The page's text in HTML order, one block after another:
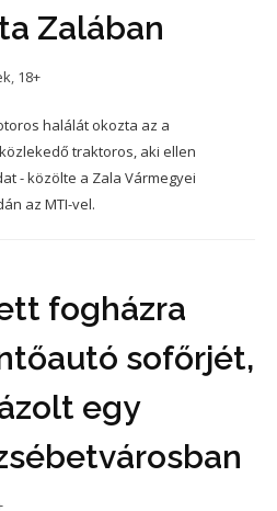
Zalában
, 18+
halálát okozta az a
traktoros, aki ellen
- közölte a Zala Vármegyei
az MTI-vel.
fogházra
sofőrjét,
egy